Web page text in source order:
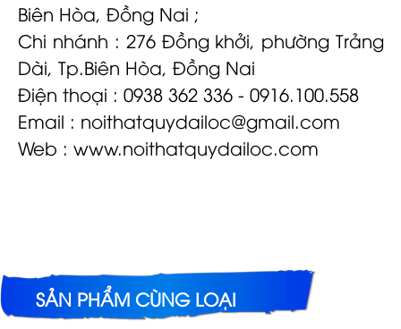
Biên Hòa, Đồng Nai ;
Chi nhánh : 276 Đồng khởi, phường Trảng
Dài, Tp.Biên Hòa, Đồng Nai
Điện thoại : 0938 362 336 - 0916.100.558
Email : noithatquydailoc@gmail.com
Web : www.noithatquydailoc.com
SẢN PHẨM CÙNG LOẠI